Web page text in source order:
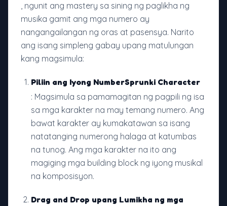
, ngunit ang mastery sa sining ng paglikha ng
musika gamit ang mga numero ay
nangangailangan ng oras at pasensya. Narito
ang isang simpleng gabay upang matulungan
kang magsimula:
Piliin ang Iyong NumberSprunki Character
: Magsimula sa pamamagitan ng pagpili ng isa
sa mga karakter na may temang numero. Ang
bawat karakter ay kumakatawan sa isang
natatanging numerong halaga at katumbas
na tunog. Ang mga karakter na ito ang
magiging mga building block ng iyong musikal
na komposisyon.
Drag and Drop upang Lumikha ng mga